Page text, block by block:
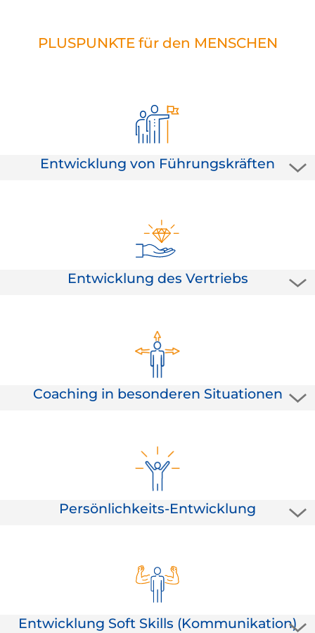
PLUSPUNKTE für den MENSCHEN
Entwicklung von Führungskräften
Entwicklung des Vertriebs
professionell in Nutzen umwandeln. Machen Sie mit uns Ihre
Kunden noch glücklicher und gewinnen einfacher neue Kunden!
Coaching in besonderen Situationen
Veränderungen noch mehr ab und sorgen dafür, dass mögliche
eingefahrene Routinen aufgebrochen werden.
Persönlichkeits-Entwicklung
Entwicklung Soft Skills (Kommunikation)